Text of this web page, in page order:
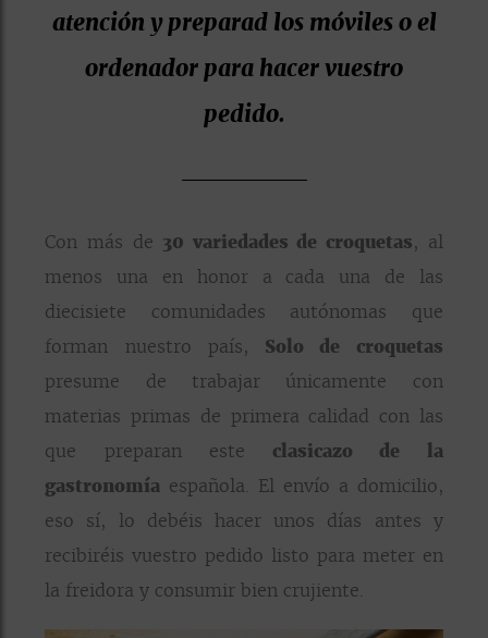
atención y preparad los móviles o el
ordenador para hacer vuestro
pedido.
Con más de 30 variedades de croquetas, al
menos una en honor a cada una de las
diecisiete comunidades autónomas que
forman nuestro país, Solo de croquetas
presume de trabajar únicamente con
materias primas de primera calidad con las
que preparan este clasicazo de la
gastronomía española. El envío a domicilio,
eso sí, lo debéis hacer unos días antes y
recibiréis vuestro pedido listo para meter en
la freidora y consumir bien crujiente.